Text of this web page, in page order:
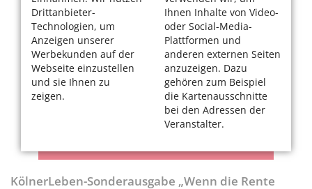
Drittanbieter-
Technologien, um
Anzeigen unserer
Werbekunden auf der
Webseite einzustellen
und sie Ihnen zu
zeigen.
Ihnen Inhalte von Video-
oder Social-Media-
Plattformen und
anderen externen Seiten
anzuzeigen. Dazu
gehören zum Beispiel
die Kartenausschnitte
bei den Adressen der
Veranstalter.
KölnerLeben-Sonderausgabe „Wenn die Rente